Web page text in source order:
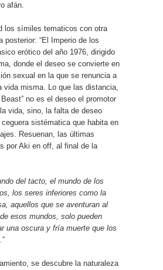
afán.
los símiles tematicos con otra
posterior: “El Imperio de los
erótico del año 1976, dirigido
donde el deseo se convierte en
sexual en la que se renuncia a
vida misma. Lo que las distancia,
no es el deseo el promotor
vida, sino, la falta de deseo
sistématica que habita en
Resuenan, las últimas
por Aki en off, al final de la
del tacto, el mundo de los
los seres inferiores como la
aquellos que se aventuran al
esos mundos, solo pueden
una oscura y fría muerte que los
.”
se descubre la naturaleza